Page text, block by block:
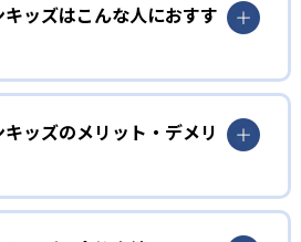
生まで、発達段階に合わせて「1・
「6歳」「小学1～2年」「小学3～
中学1～3年」と細かくクラスを設
度にマッチした教材と指導で学び
く」の4技能をバランス良く習得す
みで進行し、発音やイントネーショ
ッズはこんな人におすす
幼児
ム感をみにつけたい児童
自然にインプットし、子どもの発
ーチで無理なく英語への興味を育
ッズのメリット・デメリ
メリットがある?